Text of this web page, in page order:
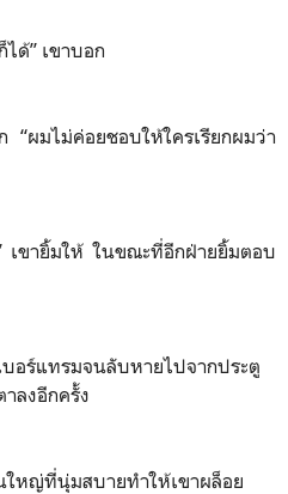
ได้” เขาบอก
“ผมไม่ค่อยชอบให้ใครเรียกผมว่า
ขายิ้มให้ ในขณะที่อีกฝ่ายยิ้มตอบ
อร์แทรมจนลับหายไปจากประตู
ลงอีกครั้ง
หญ่ที่นุ่มสบายทำให้เขาผล็อย